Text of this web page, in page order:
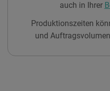
auch in Ihrer
Produktionszeiten
und